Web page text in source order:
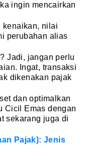
ingin mencairkan
kenaikan, nilai
perubahan alias
Jadi, jangan perlu
Ingat, transaksi
dikenakan pajak
dan optimalkan
Cicil Emas dengan
sekarang juga di
Pajak): Jenis